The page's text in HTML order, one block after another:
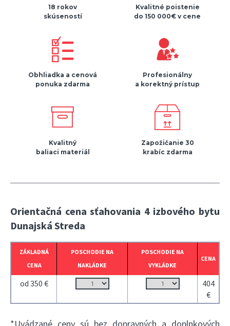
18 rokov
skúseností
Kvalitné poistenie
do 150 000€ v cene
Obhliadka a cenová
ponuka zdarma
Profesionálny
a korektný prístup
Kvalitný
baliaci materiál
Zapožičanie 30
krabíc zdarma
Orientačná cena sťahovania 4 izbového bytu
Dunajská Streda
ZÁKLADNÁ
CENA
POSCHODIE NA
NAKLÁDKE
POSCHODIE NA
VYKLÁDKE
CENA
od 350 €
404
€
*Uvádzané ceny sú bez dopravných a doplnkových